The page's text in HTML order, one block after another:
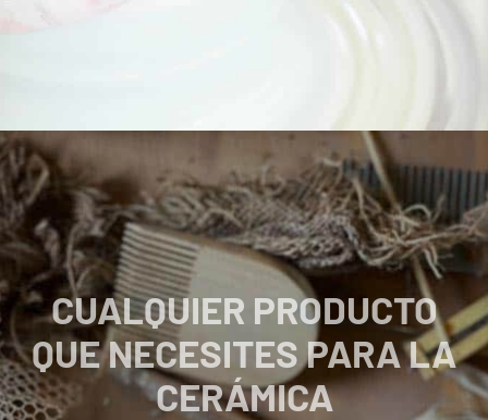
CUALQUIER PRODUCTO
QUE NECESITES PARA LA
CERÁMICA